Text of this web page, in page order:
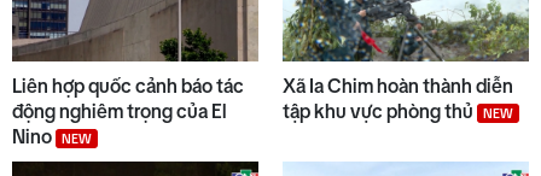
Liên hợp quốc cảnh báo tác
động nghiêm trọng của El
Nino
NEW
Xã Ia Chim hoàn thành diễn
tập khu vực phòng thủ
NEW